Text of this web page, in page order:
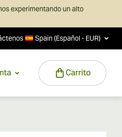
experimentando un alto
Spain (Español - EUR)
Carrito